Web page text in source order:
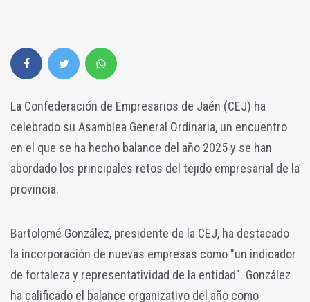
La Confederación de Empresarios de Jaén (CEJ) ha
celebrado su Asamblea General Ordinaria, un encuentro
en el que se ha hecho balance del año 2025 y se han
abordado los principales retos del tejido empresarial de la
provincia.
Bartolomé González, presidente de la CEJ, ha destacado
la incorporación de nuevas empresas como "un indicador
de fortaleza y representatividad de la entidad". González
ha calificado el balance organizativo del año como